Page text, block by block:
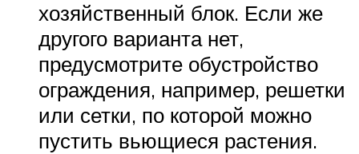
хозяйственный блок. Если же
другого варианта нет,
предусмотрите обустройство
ограждения, например, решетки
или сетки, по которой можно
пустить вьющиеся растения.